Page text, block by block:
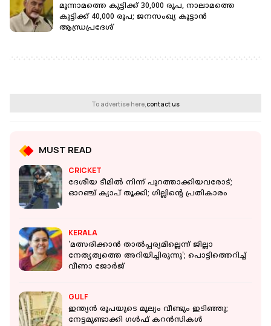
മൂന്നാമത്തെ കുട്ടിക്ക് 30,000 രൂപ, നാലാമത്തെ
കുട്ടിക്ക് 40,000 രൂപ; ജനസംഖ്യ കൂട്ടാന്‍
ആന്ധ്രപ്രദേശ്
To advertise here,contact us
MUST READ
CRICKET
ദേശീയ ടീമിൽ നിന്ന് പുറത്താക്കിയവരോട്;
ഓറഞ്ച് ക്യാപ് തൂക്കി; ഗില്ലിന്റെ പ്രതികാരം
KERALA
'മത്സരിക്കാന്‍ താല്‍പ്പര്യമില്ലെന്ന് ജില്ലാ
നേതൃത്വത്തെ അറിയിച്ചിരുന്നു'; പൊട്ടിത്തെറിച്ച്
വീണാ ജോര്‍ജ്
GULF
ഇന്ത്യൻ രൂപയുടെ മൂല്യം വീണ്ടും ഇടിഞ്ഞു;
നേട്ടമുണ്ടാക്കി ​ഗൾഫ് കറൻസികൾ